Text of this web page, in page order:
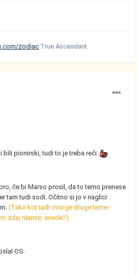
zodiac True Ascendant
bili pionirski, tudi to je treba reči.
če bi Marso prosil, da to temo prenese
tam tudi sodi. Očitno si jo v naglici
(Tako kot tudi mnoge druge teme-
zdaj nianse, anede?)
OS.